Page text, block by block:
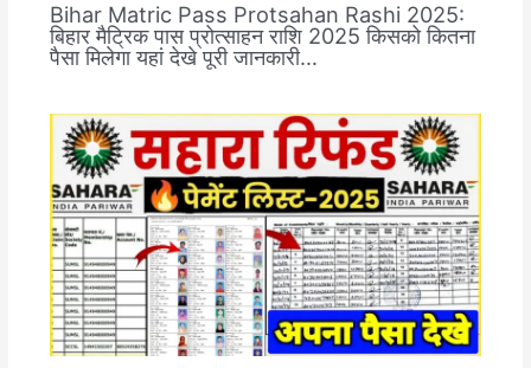
Bihar Matric Pass Protsahan Rashi 2025:
बिहार मैट्रिक पास प्रोत्साहन राशि 2025 किसको कितना
पैसा मिलेगा यहां देखे पूरी जानकारी…